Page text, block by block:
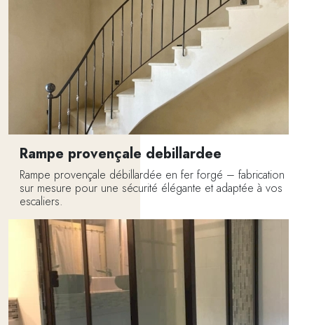
Rampe provençale debillardee
Rampe provençale débillardée en fer forgé – fabrication
sur mesure pour une sécurité élégante et adaptée à vos
escaliers.